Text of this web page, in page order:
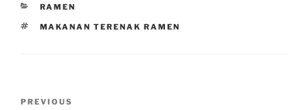
CATEGORIES
RAMEN
TAGS
MAKANAN TERENAK RAMEN
Previous
PREVIOUS